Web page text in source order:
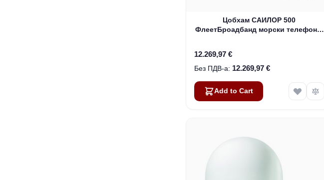
Цобхам САИЛОР 500
ФлеетБроадбанд морски телефон и
12.269,97 €
12.269,97 €
Add to Cart